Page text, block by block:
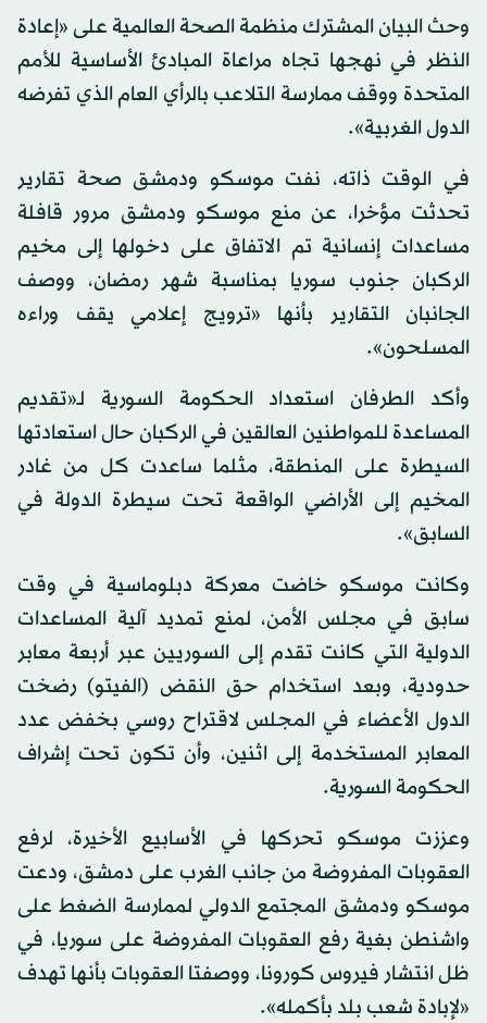
وحث البيان المشترك منظمة الصحة العالمية على «إعادة
النظر في نهجها تجاه مراعاة المبادئ الأساسية للأمم
المتحدة ووقف ممارسة التلاعب بالرأي العام الذي تفرضه
الدول الغربية».
في الوقت ذاته، نفت موسكو ودمشق صحة تقارير
تحدثت مؤخرا، عن منع موسكو ودمشق مرور قافلة
مساعدات إنسانية تم الاتفاق على دخولها إلى مخيم
الركبان جنوب سوريا بمناسبة شهر رمضان، ووصف
الجانبان التقارير بأنها «ترويج إعلامي يقف وراءه
المسلحون».
وأكد الطرفان استعداد الحكومة السورية لـ«تقديم
المساعدة للمواطنين العالقين في الركبان حال استعادتها
السيطرة على المنطقة، مثلما ساعدت كل من غادر
المخيم إلى الأراضي الواقعة تحت سيطرة الدولة في
السابق».
وكانت موسكو خاضت معركة دبلوماسية في وقت
سابق في مجلس الأمن، لمنع تمديد آلية المساعدات
الدولية التي كانت تقدم إلى السوريين عبر أربعة معابر
حدودية، وبعد استخدام حق النقض (الفيتو) رضخت
الدول الأعضاء في المجلس لاقتراح روسي بخفض عدد
المعابر المستخدمة إلى اثنين، وأن تكون تحت إشراف
الحكومة السورية.
وعززت موسكو تحركها في الأسابيع الأخيرة، لرفع
العقوبات المفروضة من جانب الغرب على دمشق، ودعت
موسكو ودمشق المجتمع الدولي لممارسة الضغط على
واشنطن بغية رفع العقوبات المفروضة على سوريا، في
ظل انتشار فيروس كورونا، ووصفتا العقوبات بأنها تهدف
«لإبادة شعب بلد بأكمله».